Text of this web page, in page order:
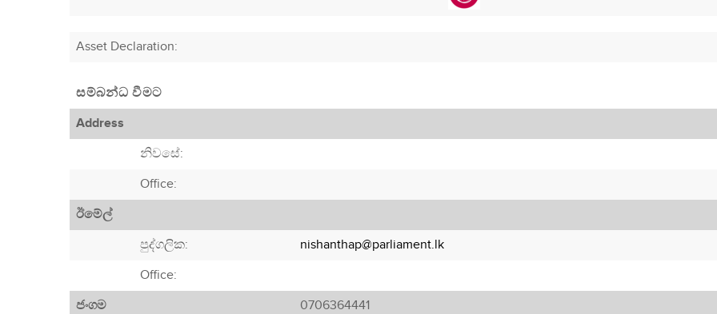
Asset Declaration:
සම්බන්ධ වීමට
Address
නිවසේ:
Office:
ඊමේල්
පුද්ගලික:
nishanthap@parliament.lk
Office:
ජංගම
0706364441